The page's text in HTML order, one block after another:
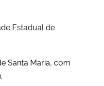
Estadual de
Santa Maria, com